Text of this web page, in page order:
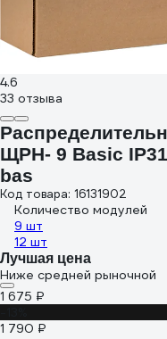
4.6
33 отзыва
ЩРН- 9 Basic
bas
Код товара: 16131902
Количество модулей
9 шт
12 шт
Лучшая цена
Ниже средней рыночной
1 675 ₽
1 790 ₽